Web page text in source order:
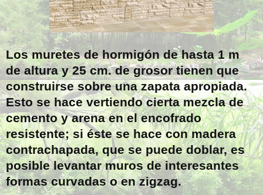
Los muretes de hormigón de hasta 1 m
de altura y 25 cm. de grosor tienen que
construirse sobre una zapata apropiada.
Esto se hace vertiendo cierta mezcla de
cemento y arena en el encofrado
resistente; si éste se hace con madera
contrachapada, que se puede doblar, es
posible levantar muros de interesantes
formas curvadas o en zigzag.